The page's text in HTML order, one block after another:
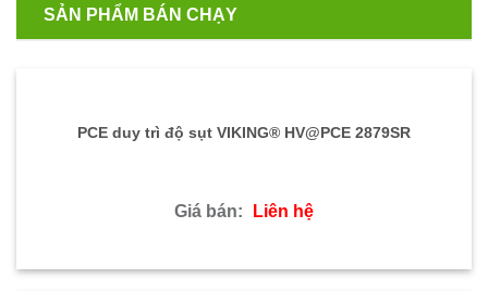
SẢN PHẨM BÁN CHẠY
PCE duy trì độ sụt VIKING® HV@PCE 2879SR
Giá bán: Liên hệ